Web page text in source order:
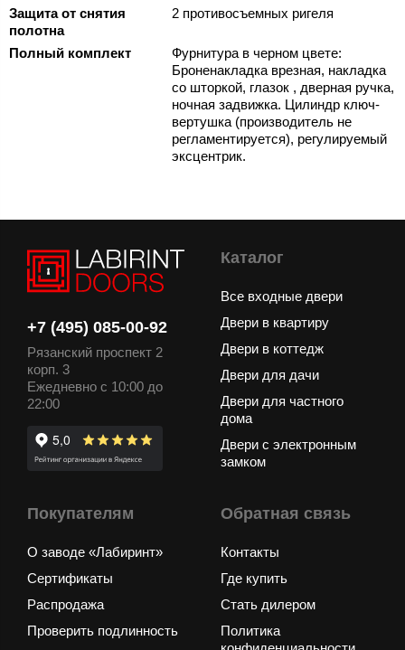
Защита от снятия
полотна
2 противосъемных ригеля
Полный комплект
Фурнитура в черном цвете:
Броненакладка врезная, накладка
со шторкой, глазок , дверная ручка,
ночная задвижка. Цилиндр ключ-
вертушка (производитель не
регламентируется), регулируемый
эксцентрик.
+7 (495) 085-00-92
Рязанский проспект 2
корп. 3
Ежедневно с 10:00 до
22:00
Каталог
Все входные двери
Двери в квартиру
Двери в коттедж
Двери для дачи
Двери для частного
дома
Двери с электронным
замком
Покупателям
О заводе «Лабиринт»
Сертификаты
Распродажа
Проверить подлинность
Обратная связь
Контакты
Где купить
Стать дилером
Политика